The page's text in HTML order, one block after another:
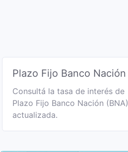
Plazo Fijo Banco Nación
Consultá la tasa de interés de
Plazo Fijo Banco Nación (BNA)
actualizada.